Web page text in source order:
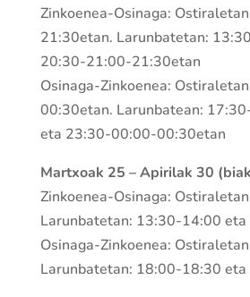
Zinkoenea-Osinaga:
21:30etan. Larunbatetan:
20:30-21:00-21:30etan
Osinaga-Zinkoenea:
00:30etan. Larunbatean:
eta 23:30-00:00-00:30etan
Martxoak 25 – Apirilak 30
Zinkoenea-Osinaga:
Larunbatetan: 13:30-14:00
Osinaga-Zinkoenea:
Larunbatetan: 18:00-18:30